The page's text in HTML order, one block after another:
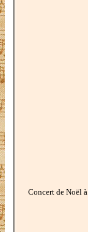
Concert de Noël